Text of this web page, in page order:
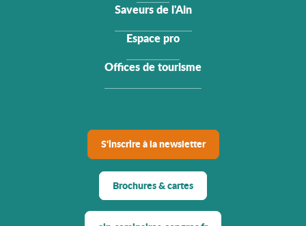
Saveurs de l'Ain
Espace pro
Offices de tourisme
S'inscrire à la newsletter
Brochures & cartes